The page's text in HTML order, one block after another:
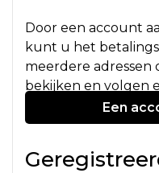
Door een account
kunt u het
meerdere adressen
bekijken en volgen
Een